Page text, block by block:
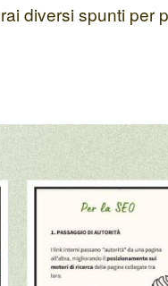
diversi spunti per